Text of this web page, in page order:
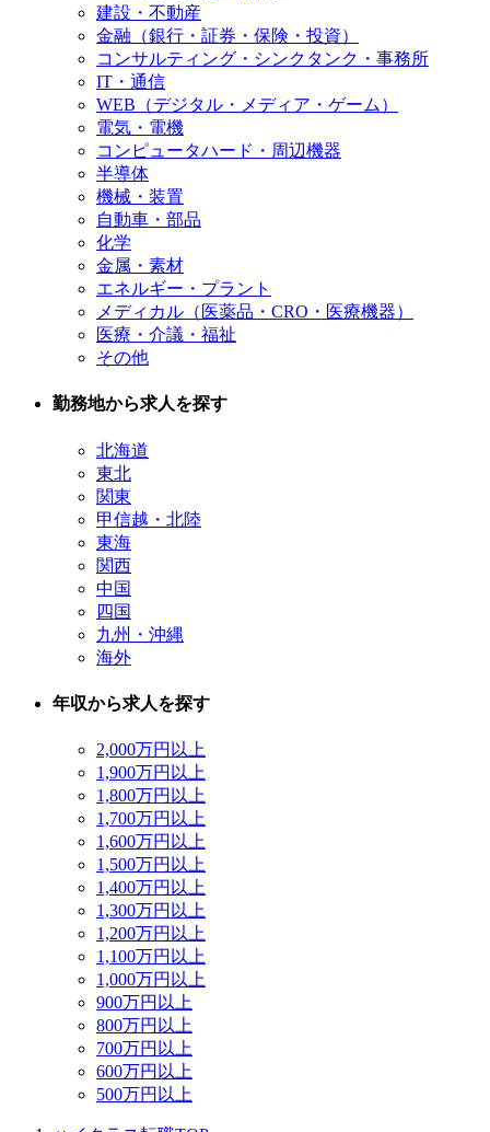
建設・不動産
金融（銀行・証券・保険・投資）
コンサルティング・シンクタンク・事務所
IT・通信
WEB（デジタル・メディア・ゲーム）
電気・電機
コンピュータハード・周辺機器
半導体
機械・装置
自動車・部品
化学
金属・素材
エネルギー・プラント
メディカル（医薬品・CRO・医療機器）
医療・介議・福祉
その他
勤務地から求人を探す
北海道
東北
関東
甲信越・北陸
東海
関西
中国
四国
九州・沖縄
海外
年収から求人を探す
2,000万円以上
1,900万円以上
1,800万円以上
1,700万円以上
1,600万円以上
1,500万円以上
1,400万円以上
1,300万円以上
1,200万円以上
1,100万円以上
1,000万円以上
900万円以上
800万円以上
700万円以上
600万円以上
500万円以上